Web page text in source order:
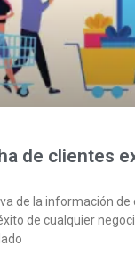
de clientes
de la información de
de cualquier